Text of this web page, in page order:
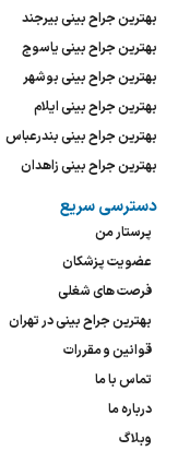
بهترین جراح بینی بیرجند
بهترین جراح بینی یاسوج
بهترین جراح بینی بوشهر
بهترین جراح بینی ایلام
بهترین جراح بینی بندرعباس
بهترین جراح بینی زاهدان
دسترسی سریع
پرستار من
عضویت پزشکان
فرصت های شغلی
بهترین جراح بینی در تهران
قوانین و مقررات
تماس با ما
درباره ما
وبلاگ